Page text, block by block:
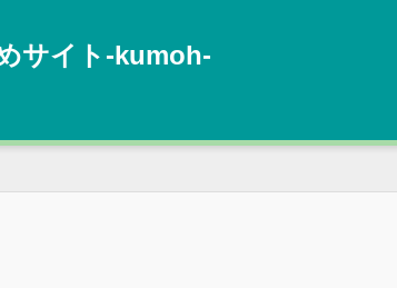
サイト‐kumoh‐